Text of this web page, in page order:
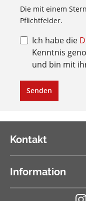
Die mit einem
Pflichtfelder.
Ich habe die
Kenntnis
und bin mit
Senden
Kontakt
Information